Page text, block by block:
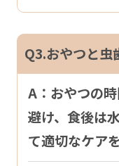
Q3.おやつと虫
A：おやつの
避け、食後は
て適切なケア